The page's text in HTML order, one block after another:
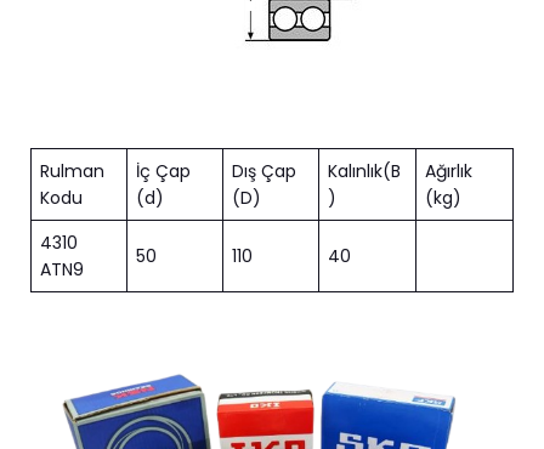
Rulman
Kodu
İç Çap
(d)
Dış Çap
(D)
Kalınlık(B
)
Ağırlık
(kg)
4310
ATN9
50 110 40